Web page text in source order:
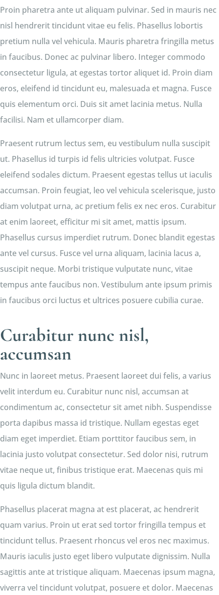
Proin pharetra ante ut aliquam pulvinar. Sed in mauris nec
nisl hendrerit tincidunt vitae eu felis. Phasellus lobortis
pretium nulla vel vehicula. Mauris pharetra fringilla metus
in faucibus. Donec ac pulvinar libero. Integer commodo
consectetur ligula, at egestas tortor aliquet id. Proin diam
eros, eleifend id tincidunt eu, malesuada et magna. Fusce
quis elementum orci. Duis sit amet lacinia metus. Nulla
facilisi. Nam et ullamcorper diam.
Praesent rutrum lectus sem, eu vestibulum nulla suscipit
ut. Phasellus id turpis id felis ultricies volutpat. Fusce
eleifend sodales dictum. Praesent egestas tellus ut iaculis
accumsan. Proin feugiat, leo vel vehicula scelerisque, justo
diam volutpat urna, ac pretium felis ex nec eros. Curabitur
at enim laoreet, efficitur mi sit amet, mattis ipsum.
Phasellus cursus imperdiet rutrum. Donec blandit egestas
ante vel cursus. Fusce vel urna aliquam, lacinia lacus a,
suscipit neque. Morbi tristique vulputate nunc, vitae
tempus ante faucibus non. Vestibulum ante ipsum primis
in faucibus orci luctus et ultrices posuere cubilia curae.
Curabitur nunc nisl,
accumsan
Nunc in laoreet metus. Praesent laoreet dui felis, a varius
velit interdum eu. Curabitur nunc nisl, accumsan at
condimentum ac, consectetur sit amet nibh. Suspendisse
porta dapibus massa id tristique. Nullam egestas eget
diam eget imperdiet. Etiam porttitor faucibus sem, in
lacinia justo volutpat consectetur. Sed dolor nisi, rutrum
vitae neque ut, finibus tristique erat. Maecenas quis mi
quis ligula dictum blandit.
Phasellus placerat magna at est placerat, ac hendrerit
quam varius. Proin ut erat sed tortor fringilla tempus et
tincidunt tellus. Praesent rhoncus vel eros nec maximus.
Mauris iaculis justo eget libero vulputate dignissim. Nulla
sagittis ante at tristique aliquam. Maecenas ipsum magna,
viverra vel tincidunt volutpat, posuere et dolor. Maecenas